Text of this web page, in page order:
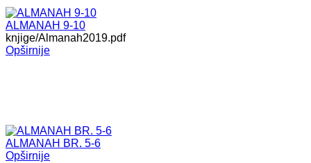
ALMANAH 9-10
knjige/Almanah2019.pdf
Opširnije
ALMANAH BR. 5-6
Opširnije